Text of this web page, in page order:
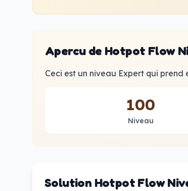
Apercu de Hotpot Flow
Ceci est un niveau Expert qui prend
100
Niveau
Solution Hotpot Flow